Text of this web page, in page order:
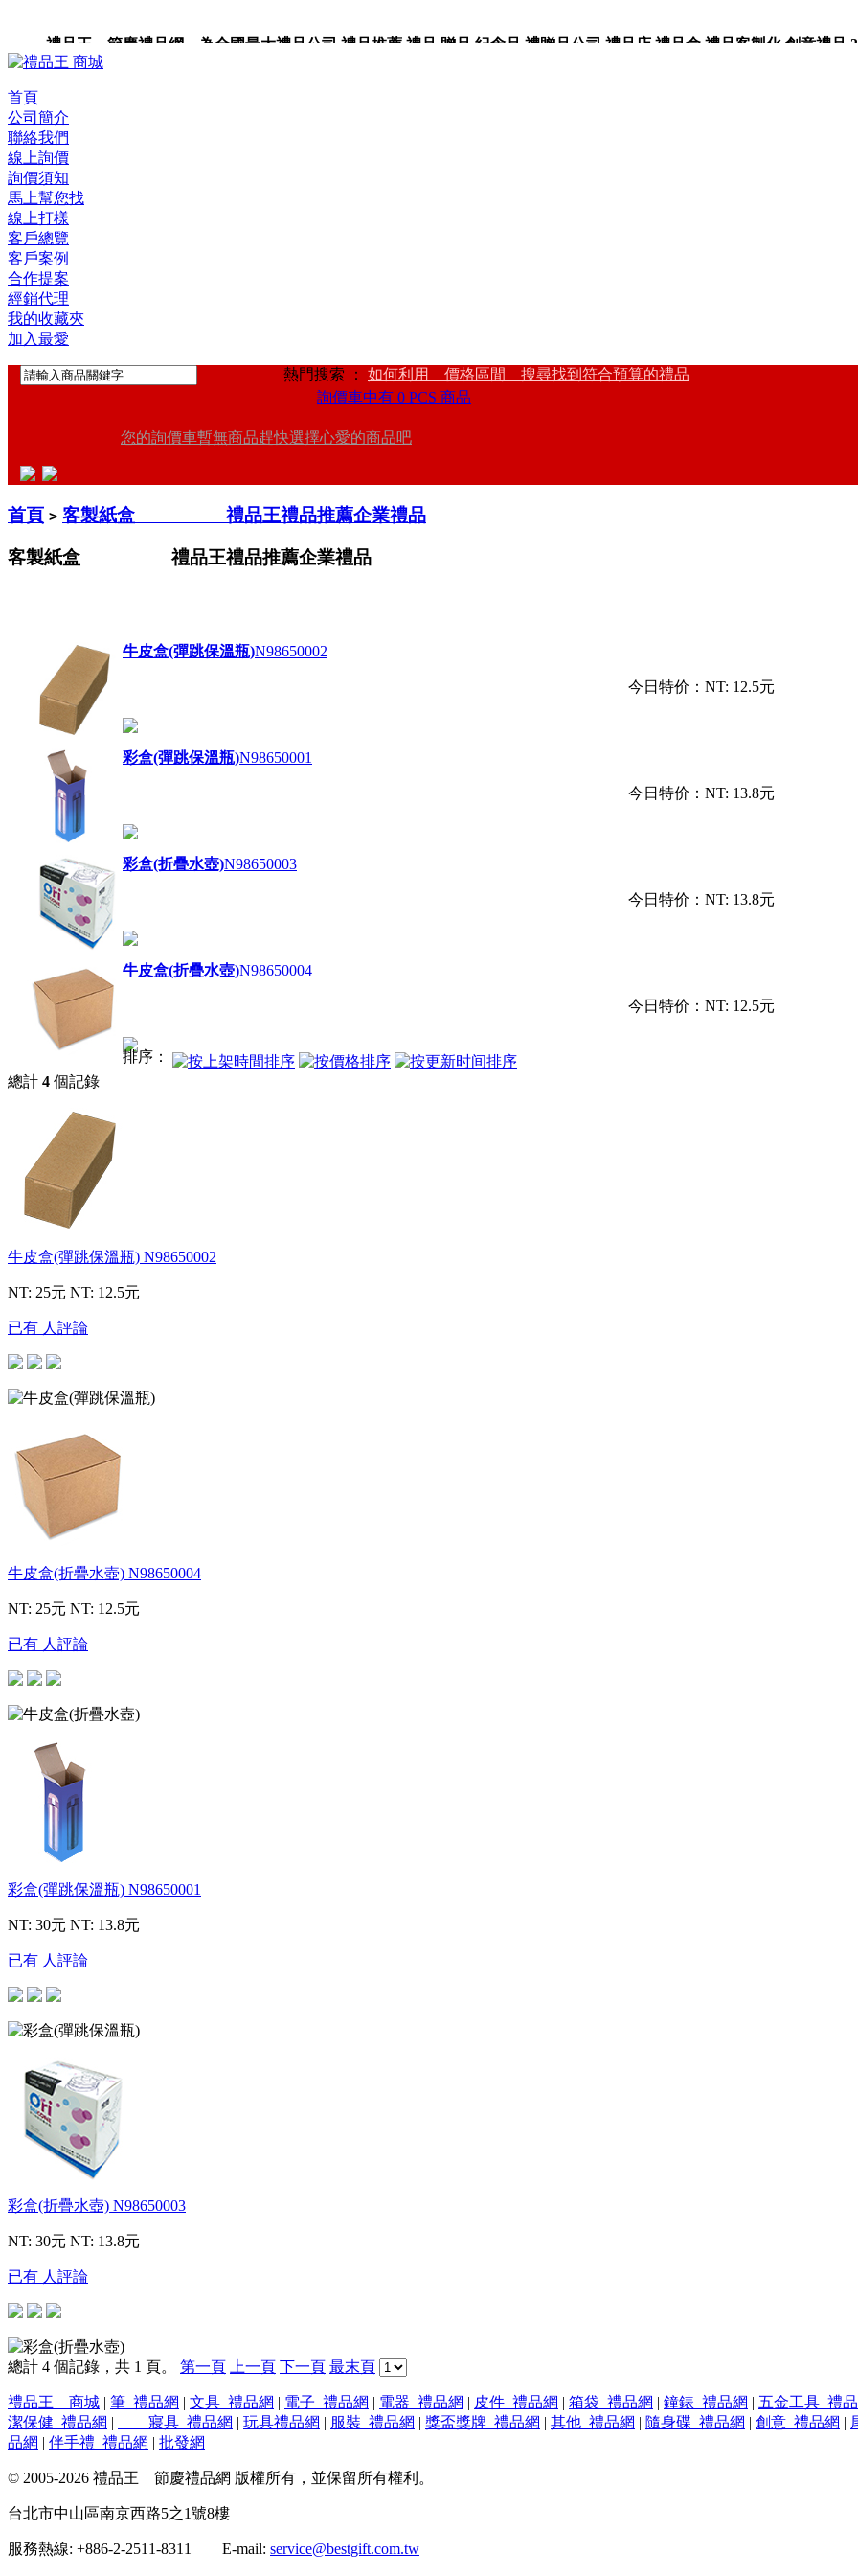
禮品王 節慶禮品網 為全國最大禮品公司,禮品推薦,禮品,贈品,紀念品,禮贈品公司,禮品店,禮品盒,禮品客製化,創意禮品
首頁
公司簡介
聯絡我們
線上詢價
詢價須知
馬上幫您找
線上打樣
客戶總覽
客戶案例
合作提案
經銷代理
我的收藏夾
加入最愛
熱門搜索 ： 如何利用 價格區間 搜尋找到符合預算的禮品
詢價車中有 0 PCS 商品
您的詢價車暫無商品趕快選擇心愛的商品吧
首頁 > 客製紙盒 禮品王禮品推薦企業禮品
客製紙盒 禮品王禮品推薦企業禮品
牛皮盒(彈跳保溫瓶)N98650002
今日特价： NT: 12.5元
彩盒(彈跳保溫瓶)N98650001
今日特价： NT: 13.8元
彩盒(折疊水壺)N98650003
今日特价： NT: 13.8元
牛皮盒(折疊水壺)N98650004
今日特价： NT: 12.5元
排序：
總計 4 個記錄
牛皮盒(彈跳保溫瓶) N98650002
NT: 25元 NT: 12.5元
已有 人評論
牛皮盒(折疊水壺) N98650004
NT: 25元 NT: 12.5元
已有 人評論
彩盒(彈跳保溫瓶) N98650001
NT: 30元 NT: 13.8元
已有 人評論
彩盒(折疊水壺) N98650003
NT: 30元 NT: 13.8元
已有 人評論
總計 4 個記錄，共 1 頁。 第一頁 上一頁 下一頁 最末頁
禮品王 商城 | 筆_禮品網 | 文具_禮品網 | 電子_禮品網 | 電器_禮品網 | 皮件_禮品網 | 箱袋_禮品網 | 鐘錶_禮品網 | 五金工具_禮
潔保健_禮品網 | 寢具_禮品網 | 玩具禮品網 | 服裝_禮品網 | 獎盃獎牌_禮品網 | 其他_禮品網 | 隨身碟_禮品網 | 創意_禮品網 |
品網 | 伴手禮_禮品網 | 批發網
© 2005-2026 禮品王 節慶禮品網 版權所有，並保留所有權利。
台北市中山區南京西路5之1號8樓
服務熱線: +886-2-2511-8311 E-mail: service@bestgift.com.tw